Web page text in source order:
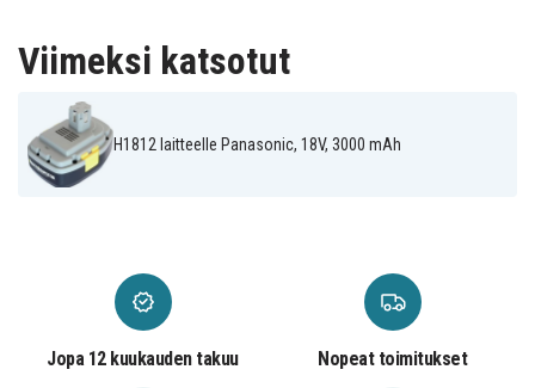
Viimeksi katsotut
H1812 laitteelle Panasonic, 18V, 3000 mAh
Jopa 12 kuukauden takuu Nopeat toimitukset